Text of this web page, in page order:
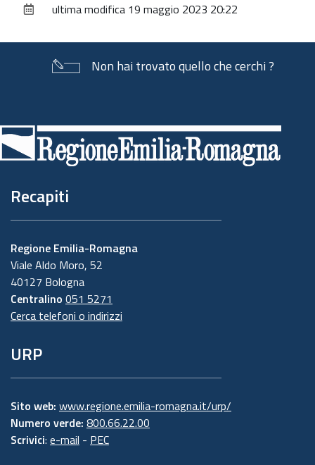
documentoultima modifica 19 maggio 2023 20:22
Non hai trovato quello che cerchi ?
di
pagina
Recapiti
Regione Emilia-Romagna
Viale Aldo Moro, 52
40127 Bologna
Centralino 051 5271
Cerca telefoni o indirizzi
URP
Sito web: www.regione.emilia-romagna.it/urp/
Numero verde: 800.66.22.00
Scrivici: e-mail - PEC